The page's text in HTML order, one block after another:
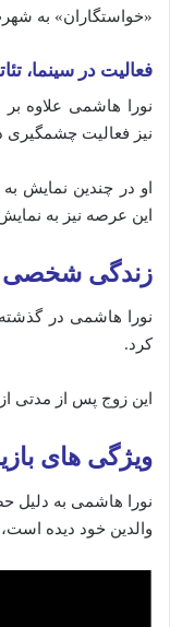
«خواستگاران» به
فعالیت در سینما،
نورا هاشمی علاوه بر
نیز فعالیت
او در چندین نمایش
این عرصه نیز به
زندگی شخصی
نورا هاشمی در گذشته
کرد.
این زوج پس از مدتی
ویژگی‌ های
نورا هاشمی به دلیل
والدین خود دیده‌